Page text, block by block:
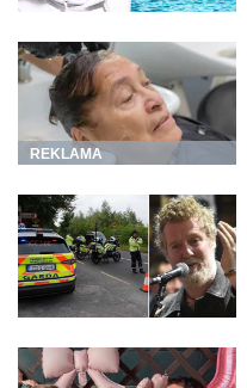
REKLAMA